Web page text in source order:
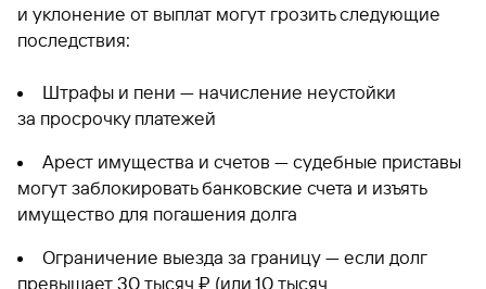
и уклонение от выплат могут грозить следующие
последствия:
Штрафы и пени — начисление неустойки
за просрочку платежей
Арест имущества и счетов — судебные приставы
могут заблокировать банковские счета и изъять
имущество для погашения долга
Ограничение выезда за границу — если долг
превышает 30 тысяч ₽ (или 10 тысяч